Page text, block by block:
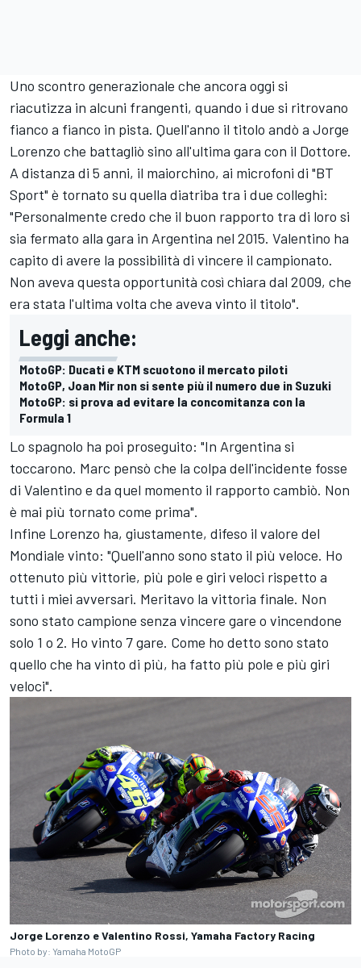
Uno scontro generazionale che ancora oggi si
riacutizza in alcuni frangenti, quando i due si ritrovano
fianco a fianco in pista. Quell'anno il titolo andò a Jorge
Lorenzo che battagliò sino all'ultima gara con il Dottore.
A distanza di 5 anni, il maiorchino, ai microfoni di "BT
Sport" è tornato su quella diatriba tra i due colleghi:
"Personalmente credo che il buon rapporto tra di loro si
sia fermato alla gara in Argentina nel 2015. Valentino ha
capito di avere la possibilità di vincere il campionato.
Non aveva questa opportunità così chiara dal 2009, che
era stata l'ultima volta che aveva vinto il titolo".
Leggi anche:
MotoGP: Ducati e KTM scuotono il mercato piloti
MotoGP, Joan Mir non si sente più il numero due in Suzuki
MotoGP: si prova ad evitare la concomitanza con la
Formula 1
Lo spagnolo ha poi proseguito: "In Argentina si
toccarono. Marc pensò che la colpa dell'incidente fosse
di Valentino e da quel momento il rapporto cambiò. Non
è mai più tornato come prima".
Infine Lorenzo ha, giustamente, difeso il valore del
Mondiale vinto: "Quell'anno sono stato il più veloce. Ho
ottenuto più vittorie, più pole e giri veloci rispetto a
tutti i miei avversari. Meritavo la vittoria finale. Non
sono stato campione senza vincere gare o vincendone
solo 1 o 2. Ho vinto 7 gare. Come ho detto sono stato
quello che ha vinto di più, ha fatto più pole e più giri
veloci".
Jorge Lorenzo e Valentino Rossi, Yamaha Factory Racing
Photo by: Yamaha MotoGP